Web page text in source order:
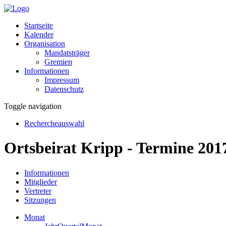
Startseite
Kalender
Organisation
Mandatsträger
Gremien
Informationen
Impressum
Datenschutz
Toggle navigation
Rechercheauswahl
Ortsbeirat Kripp - Termine
Informationen
Mitglieder
Vertreter
Sitzungen
Monat